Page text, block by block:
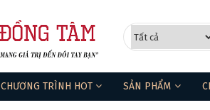
CHƯƠNG TRÌNH HOT SẢN PHẨM